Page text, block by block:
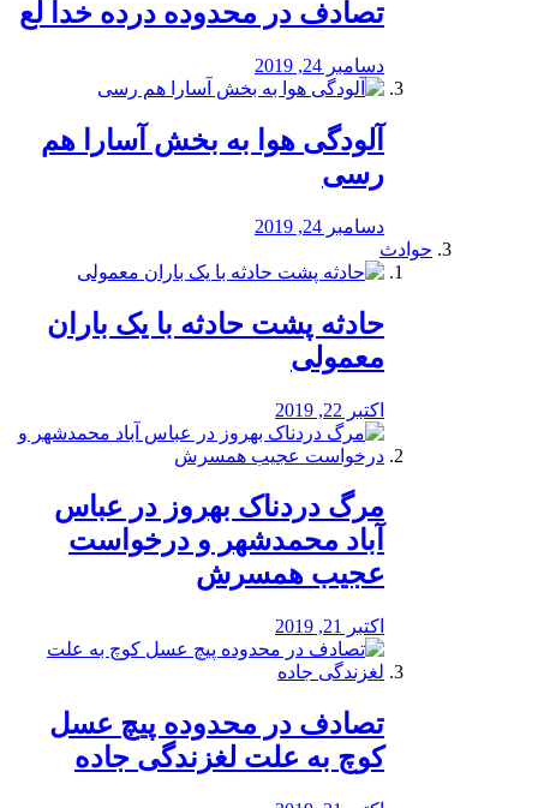
تصادف در محدوده درده خدا لع
دسامبر 24, 2019
آلودگی هوا به بخش آسارا هم
رسی
دسامبر 24, 2019
حوادث
️حادثه پشت حادثه با یک باران
معمولی
اکتبر 22, 2019
مرگ دردناک بهروز در عباس
آباد محمدشهر و درخواست
عجیب همسرش
اکتبر 21, 2019
تصادف در محدوده پیچ عسل
کوچ به علت لغزندگی جاده